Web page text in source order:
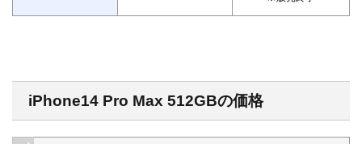
iPhone14 Pro Max 512GBの価格